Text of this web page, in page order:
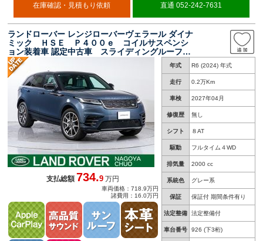
在庫確認・見積もり依頼 直通 052-242-7631
ランドローバー レンジローバーヴェラール ダイナ
ミック ＨＳＥ Ｐ４００ｅ コイルサスペンシ
ョン装着車 認定中古車 スライディングルーフ
ヘッドアップディスプレイ 前席シートクーラー
＆全席シートヒーター リアシート電動リクライ
ニング ワイヤレスデバイスチャージング コン
フィギュラブルアンビクス 衝突軽減
年式 R6 (2024) 年式
走行 0.2万Km
車検 2027年04月
修復歴 無し
シフト ８AT
駆動 フルタイム４WD
排気量 2000 cc
系統色 グレー系
保証 保証付 期間条件有り
法定整備 法定整備付
車台番号 926 (下3桁)
支払総額734.9 万円
車両価格：718.9万円
諸費用：16.0万円